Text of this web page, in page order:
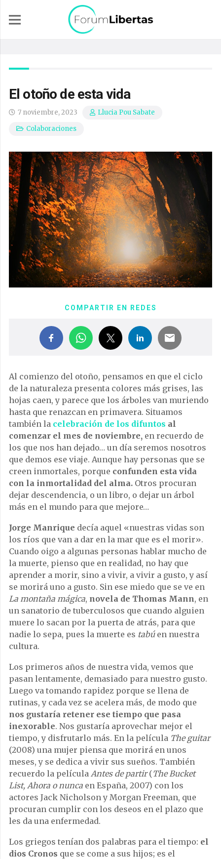
El otoño de esta vida
7 noviembre, 2023
Llucia Pou Sabate
Colaboraciones
COMPARTIR EN REDES
Al comienzo del otoño, pensamos en que el ciclo
de la naturaleza presenta colores más grises, las
hojas caen, y parece que los árboles van muriendo
hasta que renazcan en primavera. Situamos
también la celebración de los difuntos al
comenzar el mes de noviembre, en recuerdo de
los que nos han dejado… un día seremos nosotros
que demos ese viaje. Aunque hay personas que se
creen inmortales, porque confunden esta vida
con la inmortalidad del alma. Otros procuran
dejar descendencia, o un libro, o dejar un árbol
más en el mundo para que mejore…
Jorge Manrique decía aquel «nuestras vidas son
los ríos que van a dar en la mar que es el morir».
Cuando oigo a algunas personas hablar mucho de
la muerte, pienso que en realidad, no hay que
aprender a morir, sino a vivir, a vivir a gusto, y así
se morirá uno a gusto. Sin ese miedo que se ve en
La montaña mágica, novela de Thomas Mann, en
un sanatorio de tuberculosos que cuando alguien
muere lo sacan por la puerta de atrás, para que
nadie lo sepa, pues la muerte es tabúen nuestra
cultura.
Los primeros años de nuestra vida, vemos que
pasan lentamente, demasiado para nuestro gusto.
Luego va tomando rapidez porque se llena de
rutinas, y cada vez se acelera más, de modo que
nos gustaría retener ese tiempo que pasa
inexorable. Nos gustaría aprovechar mejor el
tiempo, y disfrutarlo más. En la película The guitar
(2008) una mujer piensa que morirá en unos
meses, y se dedica a vivir sus sueños. También
recuerdo la película Antes de partir(The Bucket
List, Ahora o nunca en España, 2007) con los
actores Jack Nicholson y Morgan Freeman, que
procuran cumplir con los deseos en el plazo que
les da una enfermedad.
Los griegos tenían dos palabras para el tiempo: el
dios Cronos que se come a sus hijos; es el